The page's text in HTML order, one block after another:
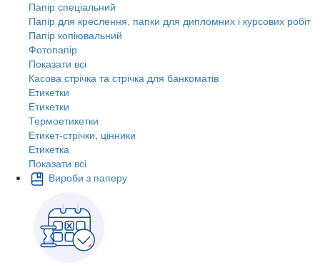
Папір спеціальний
Папір для креслення, папки для дипломних і курсових робіт
Папір копіювальний
Фотопапір
Показати всі
Касова стрічка та стрічка для банкоматів
Етикетки
Етикетки
Термоетикетки
Етикет-стрічки, цінники
Етикетка
Показати всі
Вироби з паперу